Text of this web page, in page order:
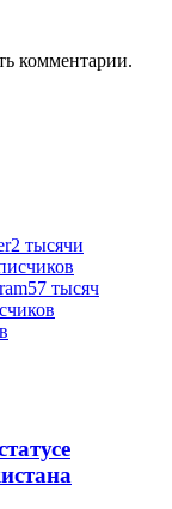
комментарии.
2 тысячи
57 тысяч